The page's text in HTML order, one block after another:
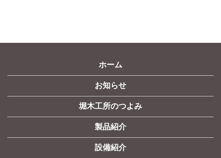
ホーム
お知らせ
堀木工所のつよみ
製品紹介
設備紹介